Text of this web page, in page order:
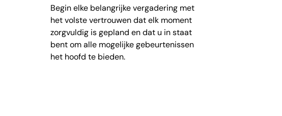
Begin elke belangrijke vergadering met
het volste vertrouwen dat elk moment
zorgvuldig is gepland en dat u in staat
bent om alle mogelijke gebeurtenissen
het hoofd te bieden.